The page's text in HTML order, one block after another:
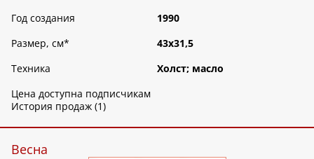
Год создания
1990
Размер, см*
43х31,5
Техника
Холст; масло
Цена доступна подписчикам
История продаж (1)
Весна